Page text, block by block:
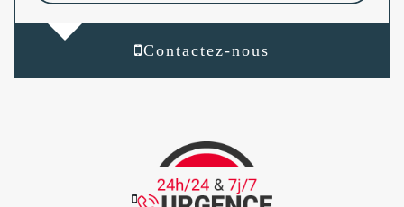
Contactez-nous